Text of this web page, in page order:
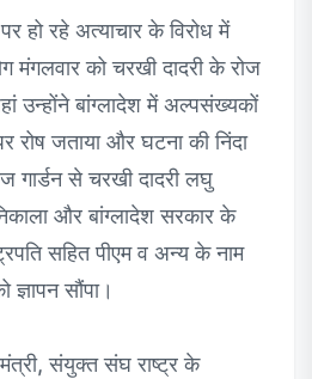
हो रहे अत्याचार के विरोध में
मंगलवार को चरखी दादरी के रोज
उन्होंने बांग्लादेश में अल्पसंख्यकों
रोष जताया और घटना की निंदा
गार्डन से चरखी दादरी लघु
और बांग्लादेश सरकार के
सहित पीएम व अन्य के नाम
ज्ञापन सौंपा।
संयुक्त संघ राष्ट्र के